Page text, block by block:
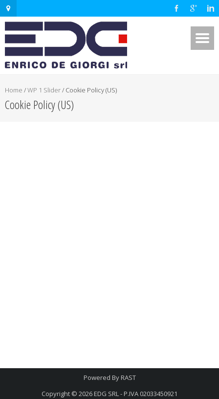
Home /WP 1 Slider/ Cookie Policy (US)
Cookie Policy (US)
Powered ByRAST
Copyright © 2026EDG SRL - P.IVA 02033450921